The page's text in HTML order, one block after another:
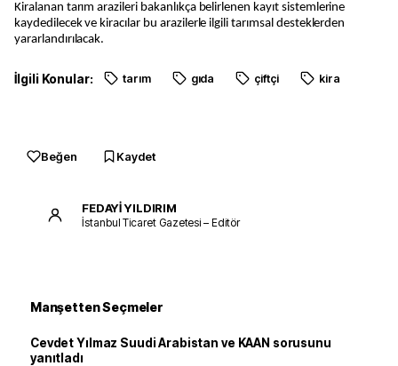
Kiralanan tarım arazileri bakanlıkça belirlenen kayıt sistemlerine
kaydedilecek ve kiracılar bu arazilerle ilgili tarımsal desteklerden
yararlandırılacak.
İlgili Konular: tarım gıda çiftçi kira
Beğen Kaydet
FEDAYİ YILDIRIM
İstanbul Ticaret Gazetesi – Editör
Manşetten Seçmeler
Cevdet Yılmaz Suudi Arabistan ve KAAN sorusunu
yanıtladı